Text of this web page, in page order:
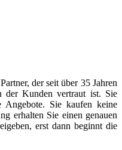
der seit über 35 Jahren
der Kunden vertraut ist. Sie
Angebote. Sie kaufen keine
erhalten Sie einen genauen
erst dann beginnt die